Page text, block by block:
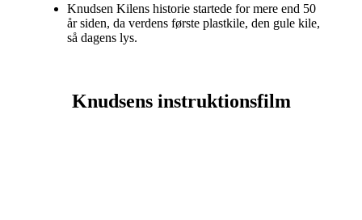
Knudsen Kilens historie startede for mere end 50
år siden, da verdens første plastkile, den gule kile,
så dagens lys.
Knudsens instruktionsfilm